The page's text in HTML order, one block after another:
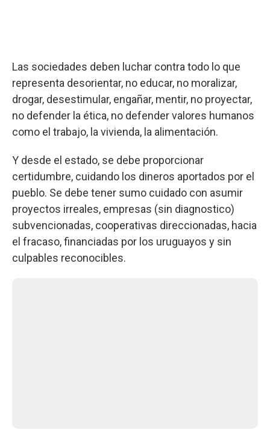
Las sociedades deben luchar contra todo lo que
representa desorientar, no educar, no moralizar,
drogar, desestimular, engañar, mentir, no proyectar,
no defender la ética, no defender valores humanos
como el trabajo, la vivienda, la alimentación.
Y desde el estado, se debe proporcionar
certidumbre, cuidando los dineros aportados por el
pueblo. Se debe tener sumo cuidado con asumir
proyectos irreales, empresas (sin diagnostico)
subvencionadas, cooperativas direccionadas, hacia
el fracaso, financiadas por los uruguayos y sin
culpables reconocibles.